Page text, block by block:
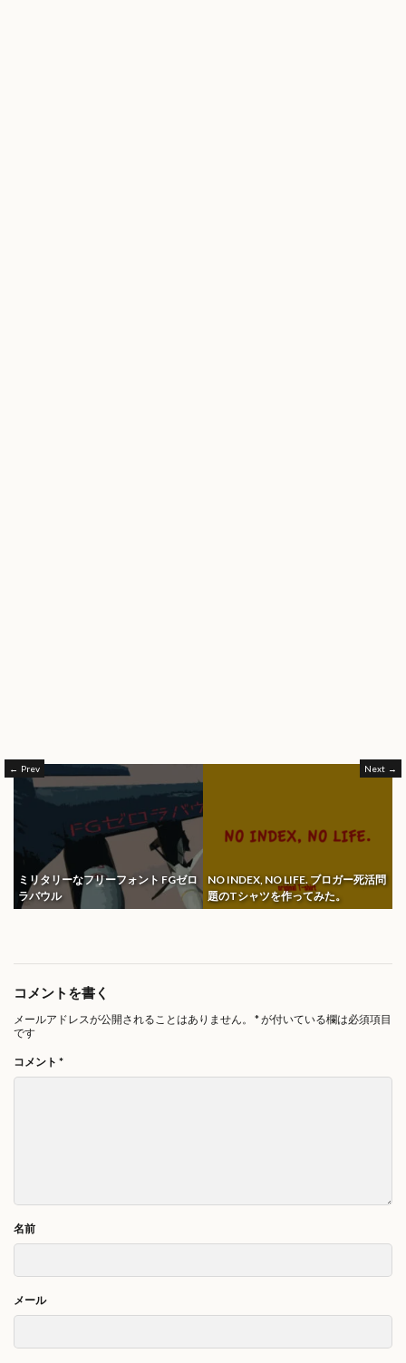
Prev
ミリタリーなフリーフォント FGゼロ
ラバウル
Next
NO INDEX, NO LIFE. ブロガー死活問
題のTシャツを作ってみた。
コメントを書く
メールアドレスが公開されることはありません。 *が付いている欄は必須項目
です
コメント *
名前
メール